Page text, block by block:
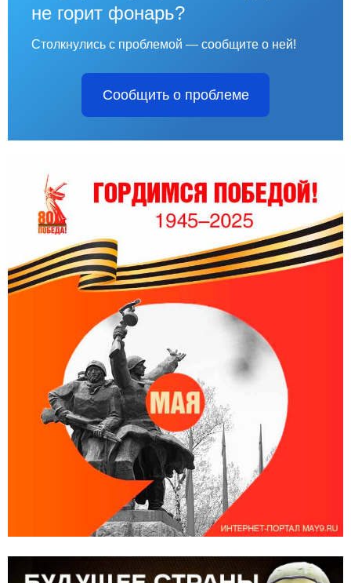
не горит фонарь?
Столкнулись с проблемой — сообщите о ней!
Сообщить о проблеме